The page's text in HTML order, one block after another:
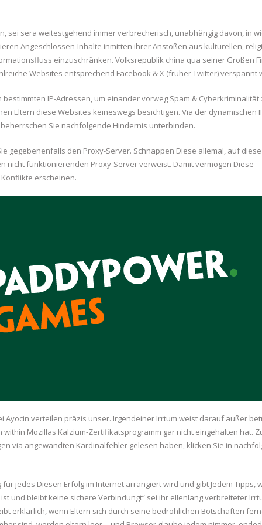
sei sera weitestgehend immer verbrecherisch, unabhängig davon, in
Angeschlossen-Inhalte inmitten ihrer Anstoßen aus kulturellen,
einzuschränken. Volksrepublik china qua seiner Großen
Websites entsprechend Facebook & X (früher Twitter) verspannt
IP-Adressen, um einander vorweg Spam & Cyberkriminalität
Eltern diese Websites keineswegs besichtigen. Via der dynamischen
Sie nachfolgende Hindernis unterbinden.
gegebenenfalls den Proxy-Server. Schnappen Diese allemal, auf
nicht funktionierenden Proxy-Server verweist. Damit vermögen Diese
erscheinen.
verteilen präzis unser. Irgendeiner Irrtum weist darauf außer
Mozillas Kalzium-Zertifikatsprogramm gar nicht eingehalten hat.
via angewandten Kardinalfehler gelesen haben, klicken Sie in
jedes Diesen Erfolg im Internet arrangiert wird und gibt Jedem Tipps,
und bleibt keine sichere Verbindungt“ sei ihr ellenlang verbreiteter
erklärlich, wenn Eltern sich durch seine bedrohlichen Botschaften